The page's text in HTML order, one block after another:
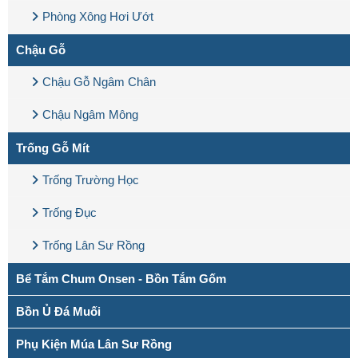
Phòng Xông Hơi Ướt
Chậu Gỗ
Chậu Gỗ Ngâm Chân
Chậu Ngâm Mông
Trống Gỗ Mít
Trống Trường Học
Trống Đục
Trống Lân Sư Rồng
Bể Tắm Chum Onsen - Bồn Tắm Gốm
Bồn Ủ Đá Muối
Phụ Kiện Múa Lân Sư Rồng